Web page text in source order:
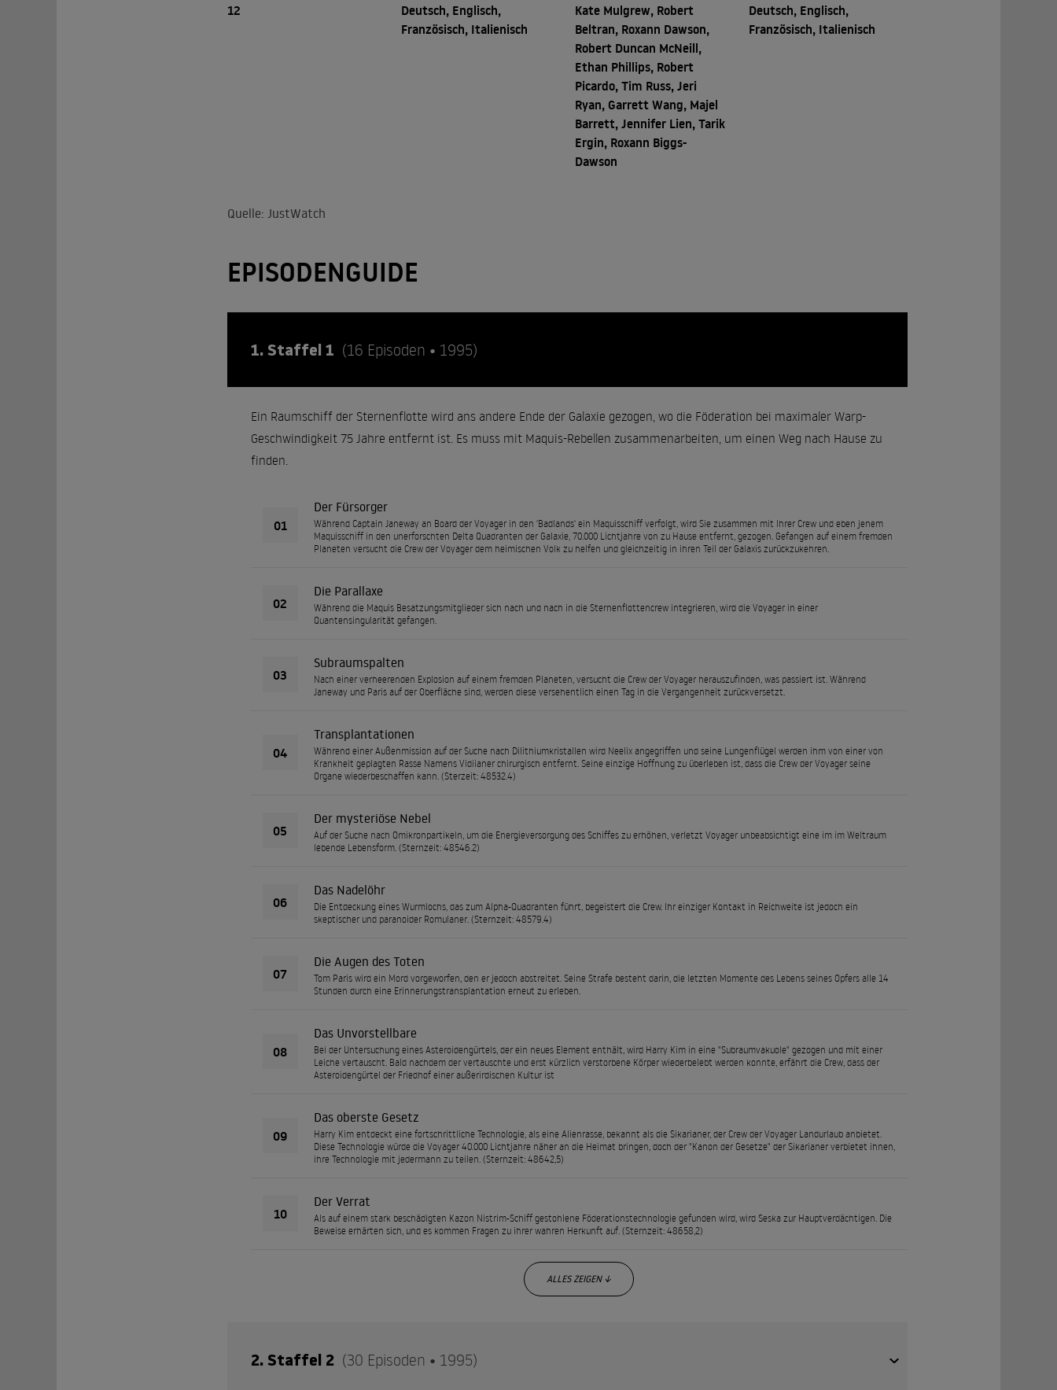
12
Deutsch, Englisch,
Französisch, Italienisch
Kate Mulgrew, Robert
Beltran, Roxann Dawson,
Robert Duncan McNeill,
Ethan Phillips, Robert
Picardo, Tim Russ, Jeri
Ryan, Garrett Wang, Majel
Barrett, Jennifer Lien, Tarik
Ergin, Roxann Biggs-
Dawson
Deutsch, Englisch,
Französisch, Italienisch
Quelle: JustWatch
EPISODENGUIDE
1. Staffel 1 (16 Episoden • 1995)
Ein Raumschiff der Sternenflotte wird ans andere Ende der Galaxie gezogen, wo die Föderation bei maximaler Warp-
Geschwindigkeit 75 Jahre entfernt ist. Es muss mit Maquis-Rebellen zusammenarbeiten, um einen Weg nach Hause zu
finden.
01
Der Fürsorger
Während Captain Janeway an Board der Voyager in den 'Badlands' ein Maquisschiff verfolgt, wird Sie zusammen mit Ihrer Crew und eben jenem
Maquisschiff in den unerforschten Delta Quadranten der Galaxie, 70.000 Lichtjahre von zu Hause entfernt, gezogen. Gefangen auf einem fremden
Planeten versucht die Crew der Voyager dem heimischen Volk zu helfen und gleichzeitig in ihren Teil der Galaxis zurückzukehren.
02
Die Parallaxe
Während die Maquis Besatzungsmitglieder sich nach und nach in die Sternenflottencrew integrieren, wird die Voyager in einer
Quantensingularität gefangen.
03
Subraumspalten
Nach einer verheerenden Explosion auf einem fremden Planeten, versucht die Crew der Voyager herauszufinden, was passiert ist. Während
Janeway und Paris auf der Oberfläche sind, werden diese versehentlich einen Tag in die Vergangenheit zurückversetzt.
04
Transplantationen
Während einer Außenmission auf der Suche nach Dilithiumkristallen wird Neelix angegriffen und seine Lungenflügel werden ihm von einer von
Krankheit geplagten Rasse Namens Vidiianer chirurgisch entfernt. Seine einzige Hoffnung zu überleben ist, dass die Crew der Voyager seine
Organe wiederbeschaffen kann. (Sterzeit: 48532.4)
05
Der mysteriöse Nebel
Auf der Suche nach Omikronpartikeln, um die Energieversorgung des Schiffes zu erhöhen, verletzt Voyager unbeabsichtigt eine im im Weltraum
lebende Lebensform. (Sternzeit: 48546.2)
06
Das Nadelöhr
Die Entdeckung eines Wurmlochs, das zum Alpha-Quadranten führt, begeistert die Crew. Ihr einziger Kontakt in Reichweite ist jedoch ein
skeptischer und paranoider Romulaner. (Sternzeit: 48579.4)
07
Die Augen des Toten
Tom Paris wird ein Mord vorgeworfen, den er jedoch abstreitet. Seine Strafe besteht darin, die letzten Momente des Lebens seines Opfers alle 14
Stunden durch eine Erinnerungstransplantation erneut zu erleben.
08
Das Unvorstellbare
Bei der Untersuchung eines Asteroidengürtels, der ein neues Element enthält, wird Harry Kim in eine "Subraumvakuole" gezogen und mit einer
Leiche vertauscht. Bald nachdem der vertauschte und erst kürzlich verstorbene Körper wiederbelebt werden konnte, erfährt die Crew, dass der
Asteroidengürtel der Friedhof einer außerirdischen Kultur ist
09
Das oberste Gesetz
Harry Kim entdeckt eine fortschrittliche Technologie, als eine Alienrasse, bekannt als die Sikarianer, der Crew der Voyager Landurlaub anbietet.
Diese Technologie würde die Voyager 40.000 Lichtjahre näher an die Heimat bringen, doch der "Kanon der Gesetze" der Sikarianer verbietet ihnen,
ihre Technologie mit jedermann zu teilen. (Sternzeit: 48642,5)
10
Der Verrat
Als auf einem stark beschädigten Kazon Nistrim-Schiff gestohlene Föderationstechnologie gefunden wird, wird Seska zur Hauptverdächtigen. Die
Beweise erhärten sich, und es kommen Fragen zu ihrer wahren Herkunft auf. (Sternzeit: 48658,2)
ALLES ZEIGEN ↓
2. Staffel 2 (30 Episoden • 1995)